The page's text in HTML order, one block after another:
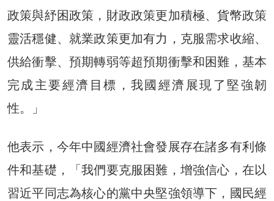
政策與紓困政策，財政政策更加積極、貨幣政策
靈活穩健、就業政策更加有力，克服需求收縮、
供給衝擊、預期轉弱等超預期衝擊和困難，基本
完成主要經濟目標，我國經濟展現了堅強韌
性。」
他表示，今年中國經濟社會發展存在諸多有利條
件和基礎，「我們要克服困難，增強信心，在以
習近平同志為核心的黨中央堅強領導下，國民經